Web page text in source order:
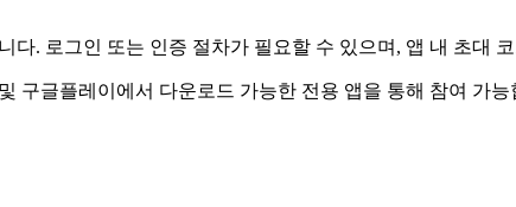
다. 로그인 또는 인증 절차가 필요할 수 있으며, 앱 내 초대
구글플레이에서 다운로드 가능한 전용 앱을 통해 참여 가